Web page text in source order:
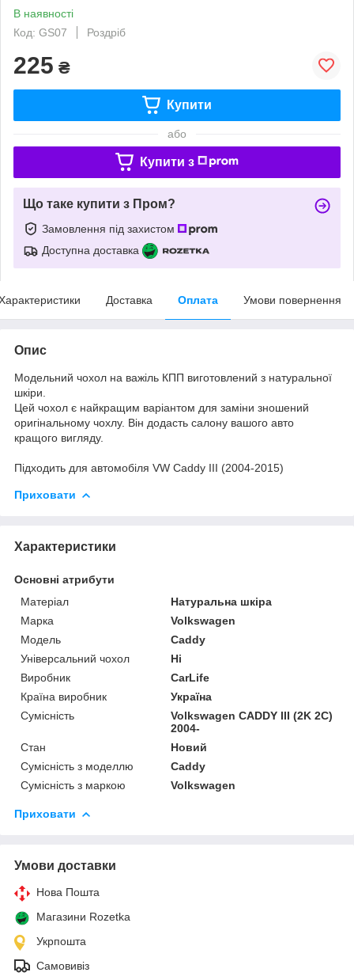
В наявності
Код: GS07
Роздріб
225 ₴
Купити
або
Купити з
Що таке купити з Пром?
Замовлення під захистом
Доступна доставка
Доставка Оплата Умови повернення
Опис
Модельний чохол на важіль КПП виготовлений з натуральної
шкіри.
Цей чохол є найкращим варіантом для заміни зношений
оригінальному чохлу. Він додасть салону вашого авто
кращого вигляду.
Підходить для автомобіля VW Caddy III (2004-2015)
Приховати
Характеристики
Основні атрибути
Матеріал
Натуральна шкіра
Марка
Volkswagen
Модель
Caddy
Універсальний чохол
Ні
Виробник
CarLife
Країна виробник
Україна
Сумісність
Volkswagen CADDY III (2K 2C)
2004-
Стан
Новий
Сумісність з моделлю
Caddy
Сумісність з маркою
Volkswagen
Приховати
Умови доставки
Нова Пошта
Магазини Rozetka
Укрпошта
Самовивіз